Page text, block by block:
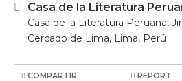
Casa de la Literatura
Casa de la Literatura Peruana,
Cercado de Lima, Lima, Perú
COMPARTIR REPORT